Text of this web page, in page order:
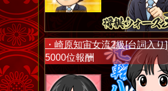
・崎原知宙女流2級[台詞入り]
5000位報酬